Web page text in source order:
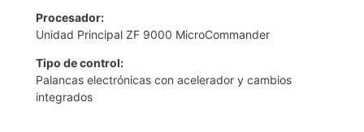
Procesador:
Unidad Principal ZF 9000 MicroCommander
Tipo de control:
Palancas electrónicas con acelerador y cambios
integrados